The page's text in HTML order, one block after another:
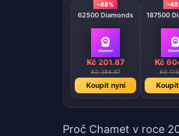
-48%
62500 Diamonds
Kč 201.87
Kč 384.87
Koupit nyní
-
187500
Kč
Kč
Proč Chamet v roce